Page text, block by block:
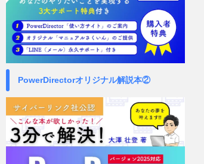
PowerDirectorオリジナル解説本②